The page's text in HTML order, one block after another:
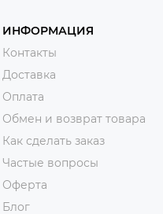
ИНФОРМАЦИЯ
Контакты
Доставка
Оплата
Обмен и возврат товара
Как сделать заказ
Частые вопросы
Оферта
Блог